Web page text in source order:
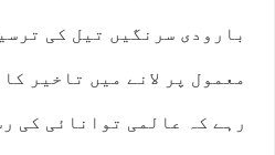
بارودی سرنگیں تیل کی
معمول پر لانے میں تاخیر
رہے کہ عالمی توانائی کی